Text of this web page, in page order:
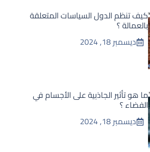
كيف تنظم الدول السياسات المتعلقة
بالعمالة ؟
ديسمبر 18, 2024
ما هو تأثير الجاذبية على الأجسام في
الفضاء ؟
ديسمبر 18, 2024